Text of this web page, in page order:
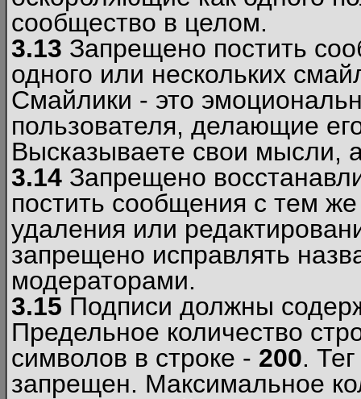
сообщество в целом.
3.13 Запрещено постить
одного или нескольких
Смайлики - это
пользователя, делающие
Высказываете свои мысли,
3.14 Запрещено
постить сообщения с тем
удаления или
запрещено исправлять
модераторами.
3.15 Подписи должны
Предельное количество
символов в строке - 200.
запрещен. Максимальное